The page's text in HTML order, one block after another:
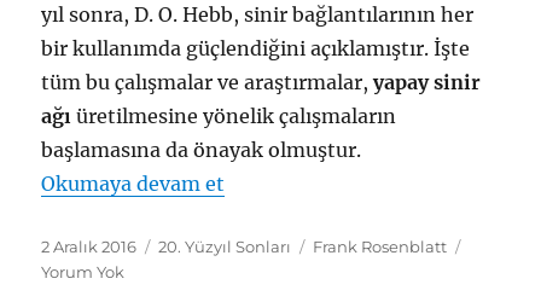
yıl sonra, D. O. Hebb, sinir bağlantılarının her
bir kullanımda güçlendiğini açıklamıştır. İşte
tüm bu çalışmalar ve araştırmalar,yapay sinir
ağı üretilmesine yönelik çalışmaların
başlamasına da önayak olmuştur.
Okumaya devam et
Yayın
tarihi
2 Aralık 2016 Kategoriler
20. Yüzyıl Sonları Etiketler
Frank Rosenblatt
Yorum Yok